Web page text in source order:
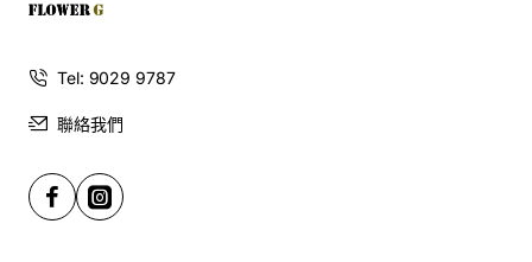
Tel: 9029 9787
聯絡我們